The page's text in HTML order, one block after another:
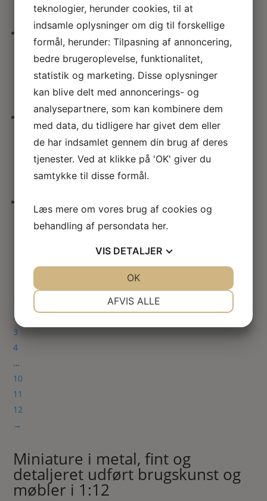
Miniature hjul i metal 30mm
45.00kr.
Kvindefigur som spiller lut
53.00kr.
Cafébord – metal bord KIT
1
2
3
4
…
10
11
12
→
Miniature i metal, fint og
detaljeret udført brugskunst og
møbler i 1:12
teknologier, herunder cookies, til at
indsamle oplysninger om dig til forskellige
formål, herunder: Tilpasning af annoncering,
bedre brugeroplevelse, funktionalitet,
statistik og marketing. Disse oplysninger
kan blive delt med annoncerings- og
analysepartnere, som kan kombinere dem
med data, du tidligere har givet dem eller
de har indsamlet gennem din brug af deres
tjenester. Ved at klikke på 'OK' giver du
samtykke til disse formål.
Læs mere om vores brug af cookies og
behandling af persondata her.
VIS DETALJER
AFVIS ALLE
OK